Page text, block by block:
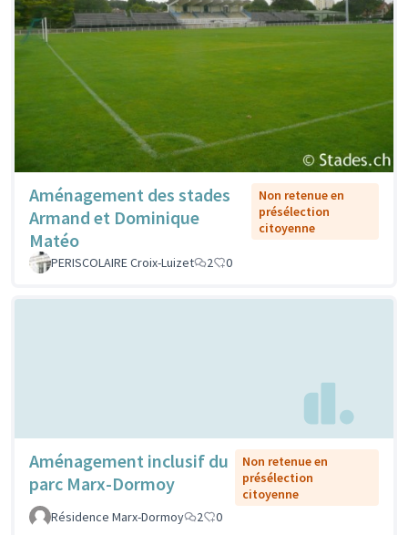
Aménagement des stades
Armand et Dominique
Matéo
Non retenue en
présélection
citoyenne
PERISCOLAIRE Croix-Luizet 2 0
Aménagement inclusif du
parc Marx-Dormoy
Non retenue en
présélection
citoyenne
Résidence Marx-Dormoy
2 0